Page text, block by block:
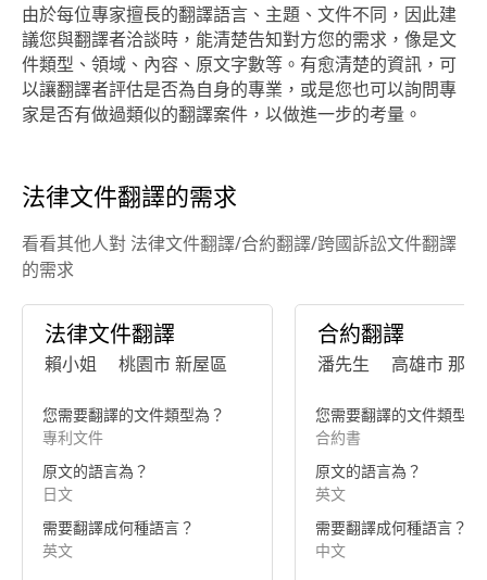
由於每位專家擅長的翻譯語言、主題、文件不同，因此建
議您與翻譯者洽談時，能清楚告知對方您的需求，像是文
件類型、領域、內容、原文字數等。有愈清楚的資訊，可
以讓翻譯者評估是否為自身的專業，或是您也可以詢問專
家是否有做過類似的翻譯案件，以做進一步的考量。
法律文件翻譯的需求
看看其他人對 法律文件翻譯/合約翻譯/跨國訴訟文件翻譯
的需求
法律文件翻譯
賴小姐 桃園市 新屋區
您需要翻譯的文件類型為？
專利文件
原文的語言為？
日文
需要翻譯成何種語言？
英文
合約翻譯
潘先生 高雄市 那
您需要翻譯的文件類型為
合約書
原文的語言為？
英文
需要翻譯成何種語言？
中文